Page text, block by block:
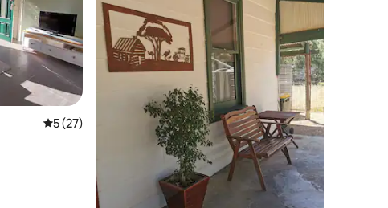
commentaires : 5 sur 5
Évaluation moyenne sur la base de 27 commentaires : 5 sur 5
5 (27)